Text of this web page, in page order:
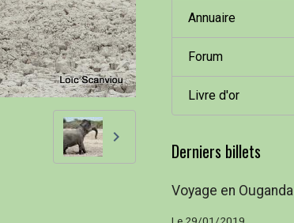
Annuaire
Forum
Livre d'or
Derniers billets
Voyage en Ouganda